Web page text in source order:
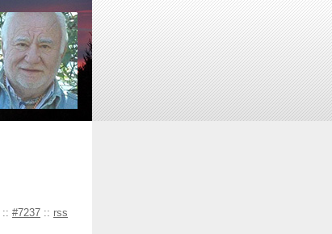
:: #7237 :: rss